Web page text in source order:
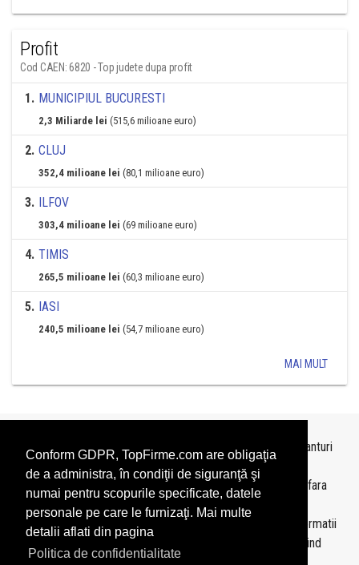
Conform GDPR, TopFirme.com are obligaţia
de a administra, în condiţii de siguranţă şi
numai pentru scopurile specificate, datele
personale pe care le furnizaţi. Mai multe
detalii aflati din pagina
Politica de confidentialitate
Profit
Cod CAEN: 6820 - Top judete dupa profit
1. MUNICIPIUL BUCURESTI
2,3 Miliarde lei (515,6 milioane euro)
2. CLUJ
352,4 milioane lei (80,1 milioane euro)
3. ILFOV
303,4 milioane lei (69 milioane euro)
4. TIMIS
265,5 milioane lei (60,3 milioane euro)
5. IASI
240,5 milioane lei (54,7 milioane euro)
MAI MULT
Topurile sunt realizate deTopFirme
pe baza ultimelor bilanturi
depuse si au scop informativ.
Este interzisa folosirea topurilor fara acordul TopFirme si fara
precizarea sursei.
Daca doriti sa achizitionati
topuri personalizate
sau informatii
despre agentii economici va rugam sa ne contactati folosind